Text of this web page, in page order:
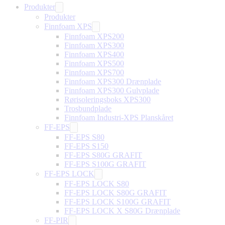
Produkter
Produkter
Finnfoam XPS
Finnfoam XPS200
Finnfoam XPS300
Finnfoam XPS400
Finnfoam XPS500
Finnfoam XPS700
Finnfoam XPS300 Drænplade
Finnfoam XPS300 Gulvplade
Rørisoleringsboks XPS300
Trosbundplade
Finnfoam Industri-XPS Planskåret
FF-EPS
FF-EPS S80
FF-EPS S150
FF-EPS S80G GRAFIT
FF-EPS S100G GRAFIT
FF-EPS LOCK
FF-EPS LOCK S80
FF-EPS LOCK S80G GRAFIT
FF-EPS LOCK S100G GRAFIT
FF-EPS LOCK X S80G Drænplade
FF-PIR